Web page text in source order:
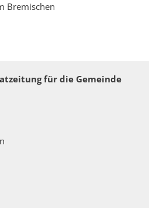
Bremischen
für die Gemeinde